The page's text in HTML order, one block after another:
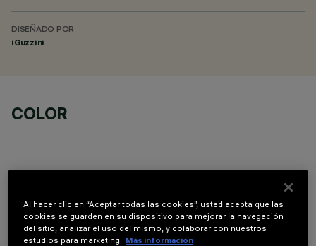
DISEÑADO POR
iGuzzini
COLOR
COMPONENTES OPCIONALES
Al hacer clic en “Aceptar todas las cookies”, usted acepta que las
cookies se guarden en su dispositivo para mejorar la navegación
del sitio, analizar el uso del mismo, y colaborar con nuestros
estudios para marketing.
Más información